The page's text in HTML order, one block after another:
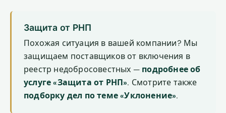
Защита от РНП
Похожая ситуация в вашей компании? Мы
защищаем поставщиков от включения в
реестр недобросовестных — подробнее об
услуге «Защита от РНП». Смотрите также
подборку дел по теме «Уклонение».